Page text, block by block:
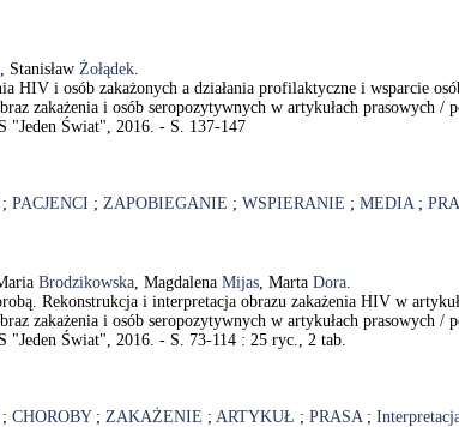
, Stanisław Żołądek.
HIV i osób zakażonych a działania profilaktyczne i wsparcie
zakażenia i osób seropozytywnych w artykułach
"Jeden Świat", 2016. - S. 137-147
; PACJENCI ; ZAPOBIEGANIE ; WSPIERANIE ; MEDIA;
Brodzikowska, Magdalena Mijas, Marta Dora.
Rekonstrukcja i interpretacja obrazu zakażenia HIV w
zakażenia i osób seropozytywnych w artykułach
"Jeden Świat", 2016. - S. 73-114 : 25 ryc., 2 tab.
; CHOROBY; ZAKAŻENIE ; ARTYKUŁ ; PRASA;